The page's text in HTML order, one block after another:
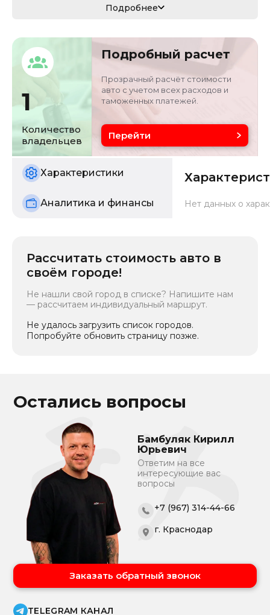
110 кВ
Кузов
кроссовер/
внедорожник
LSVUG6C11L204756
Объём двигателя
1.4 л
Цвет
Состояние
б/у
Подробнее
1
Количество
владельцев
Подробный расчет
Прозрачный расчёт стоимости
авто с учетом всех расходов и
таможенных платежей.
Перейти
Характеристики
Аналитика и финансы Нет данных о
Рассчитать стоимость авто в
своём городе!
Не нашли свой город в списке? Напишите нам
— рассчитаем индивидуальный маршрут.
Не удалось загрузить список городов.
Попробуйте обновить страницу позже.
Остались вопросы
Бамбуляк Кирилл
Юрьевич
Ответим на все
интересующие вас
вопросы
+7 (967) 314-44-66
г. Краснодар
Заказать обратный звонок
TELEGRAM КАНАЛ